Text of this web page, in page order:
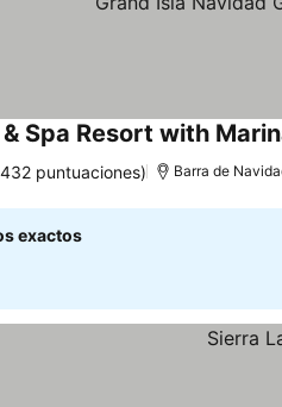
Spa Resort with
puntuaciones) Barra de
exactos